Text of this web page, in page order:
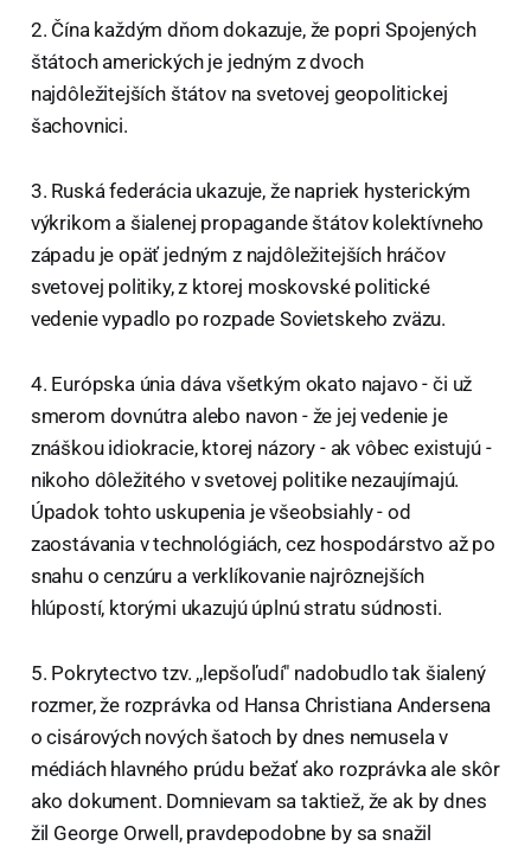
2. Čína každým dňom dokazuje, že popri Spojených
štátoch amerických je jedným z dvoch
najdôležitejších štátov na svetovej geopolitickej
šachovnici.
3. Ruská federácia ukazuje, že napriek hysterickým
výkrikom a šialenej propagande štátov kolektívneho
západu je opäť jedným z najdôležitejších hráčov
svetovej politiky, z ktorej moskovské politické
vedenie vypadlo po rozpade Sovietskeho zväzu.
4. Európska únia dáva všetkým okato najavo - či už
smerom dovnútra alebo navon - že jej vedenie je
znáškou idiokracie, ktorej názory - ak vôbec existujú -
nikoho dôležitého v svetovej politike nezaujímajú.
Úpadok tohto uskupenia je všeobsiahly - od
zaostávania v technológiách, cez hospodárstvo až po
snahu o cenzúru a verklíkovanie najrôznejších
hlúpostí, ktorými ukazujú úplnú stratu súdnosti.
5. Pokrytectvo tzv. ,,lepšoľudí" nadobudlo tak šialený
rozmer, že rozprávka od Hansa Christiana Andersena
o cisárových nových šatoch by dnes nemusela v
médiách hlavného prúdu bežať ako rozprávka ale skôr
ako dokument. Domnievam sa taktiež, že ak by dnes
žil George Orwell, pravdepodobne by sa snažil